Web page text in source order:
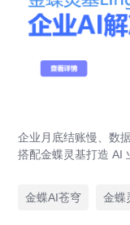
企业月底结账慢、数
搭配金蝶灵基打造 AI
金蝶AI苍穹 金蝶